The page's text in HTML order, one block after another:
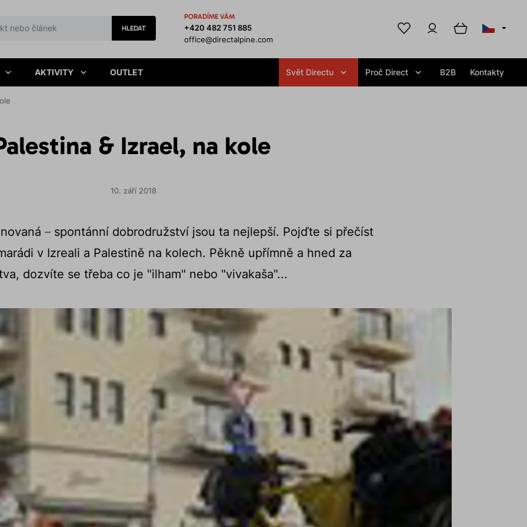
HLEDAT
PORADÍME VÁM
+420 482 751 885
office@directalpine.com
AKTIVITY OUTLET Svět Directu Proč Direct B2B Kontakty
& Izrael, na kole
10. září 2018
– spontánní dobrodružství jsou ta nejlepší. Pojďte si přečíst
v Izreali a Palestině na kolech. Pěkně upřímně a hned za
dozvíte se třeba co je "ilham" nebo "vivakaša"...